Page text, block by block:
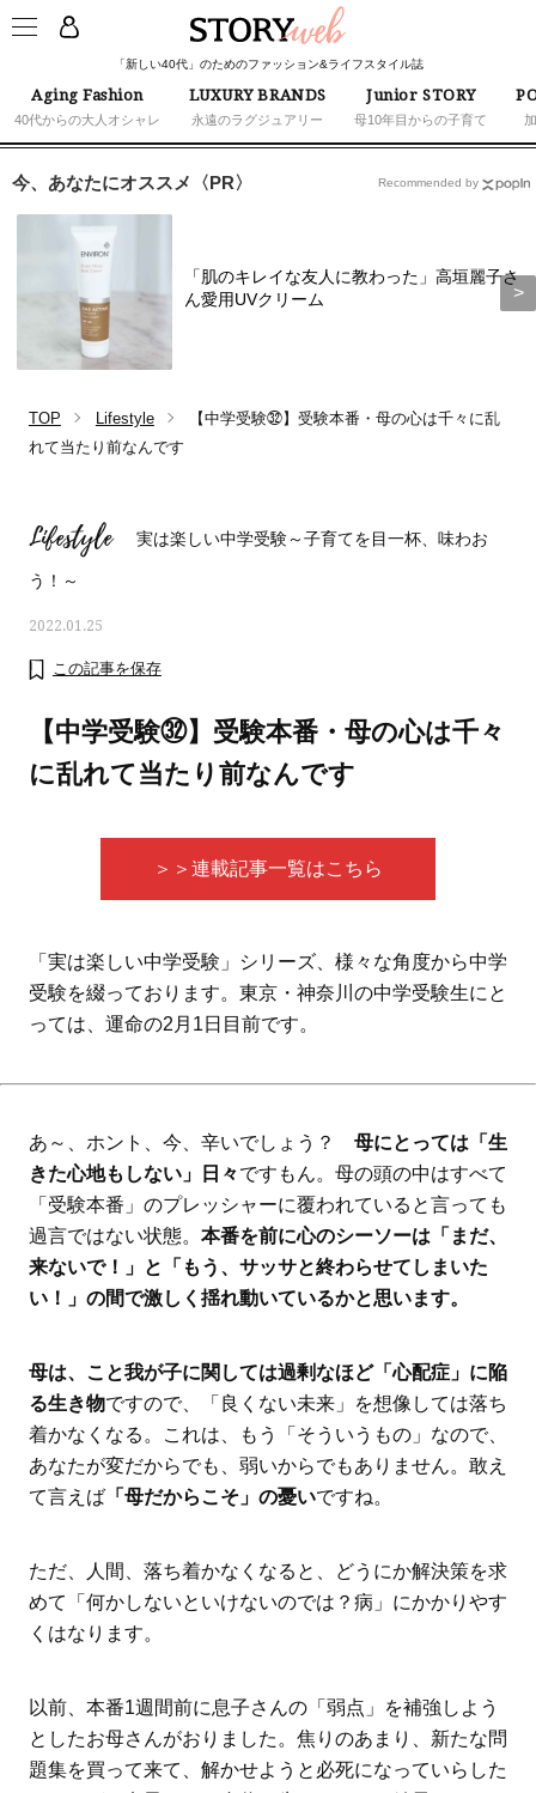
「新しい40代」のためのファッション&ライフスタイル誌
Aging Fashion
40代からの大人オシャレ
LUXURY BRANDS
永遠のラグジュアリー
Junior STORY
母10年目からの子育て
ス学」
タログ
今、あなたにオススメ〈PR〉
「肌のキレイな友人に教わった」高垣麗子さ
ん愛用UVクリーム
Recommended by
TOP Lifestyle
【中学受験㉜】受験本番・母の心は千々に乱
れて当たり前なんです
Lifestyle 実は楽しい中学受験～子育てを目一杯、味わお
う！～
2022.01.25
この記事を保存
【中学受験㉜】受験本番・母の心は千々
に乱れて当たり前なんです
＞＞連載記事一覧はこちら
「実は楽しい中学受験」シリーズ、様々な角度から中学
受験を綴っております。東京・神奈川の中学受験生にと
っては、運命の2月1日目前です。
あ～、ホント、今、辛いでしょう？ 母にとっては「生
きた心地もしない」日々ですもん。母の頭の中はすべて
「受験本番」のプレッシャーに覆われていると言っても
過言ではない状態。 本番を前に心のシーソーは「まだ、
来ないで！」と「もう、サッサと終わらせてしまいた
い！」の間で激しく揺れ動いているかと思います。
母は、こと我が子に関しては過剰なほど「心配症」に陥
る生き物ですので、「良くない未来」を想像しては落ち
着かなくなる。これは、もう「そういうもの」なので、
あなたが変だからでも、弱いからでもありません。敢え
て言えば「母だからこそ」の憂いですね。
ただ、人間、落ち着かなくなると、どうにか解決策を求
めて「何かしないといけないのでは？病」にかかりやす
くはなります。
以前、本番1週間前に息子さんの「弱点」を補強しよう
としたお母さんがおりました。焦りのあまり、新たな問
題集を買って来て、解かせようと必死になっていらした